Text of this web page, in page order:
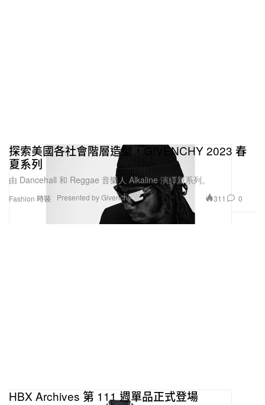
Fashion 時裝
探索美國各社會階層造型，GIVENCHY 2023 春
夏系列
由 Dancehall 和 Reggae 音樂人 Alkaline 演繹新系列。
Presented by Givenchy 311 0
HBX Archives 第 111 週單品正式登場